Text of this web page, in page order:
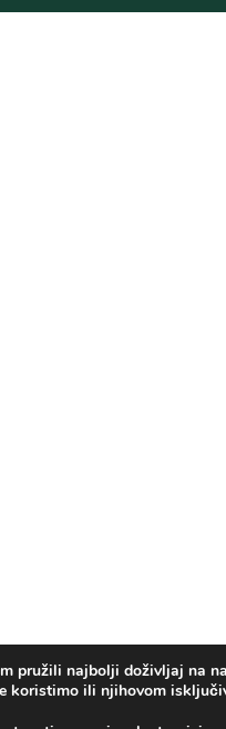
pružili najbolji doživljaj na
koristimo ili njihovom